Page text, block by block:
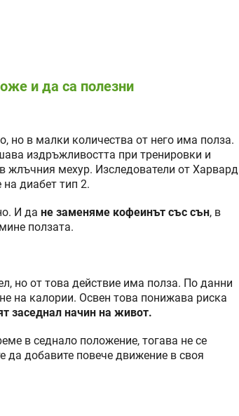
и да са полезни
но в малки количества от него има полза.
издръжливостта при тренировки и
жлъчния мехур. Изследователи от Харвард
диабет тип 2.
И да не заменяме кофеинът със сън, в
ползата.
но от това действие има полза. По данни
на калории. Освен това понижава риска
заседнал начин на живот.
в седнало положение, тогава не се
да добавите повече движение в своя